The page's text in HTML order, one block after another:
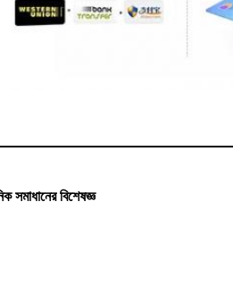
সমাধানের বিশেষজ্ঞ